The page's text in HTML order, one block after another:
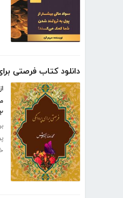
دانلود کتاب فرصتی